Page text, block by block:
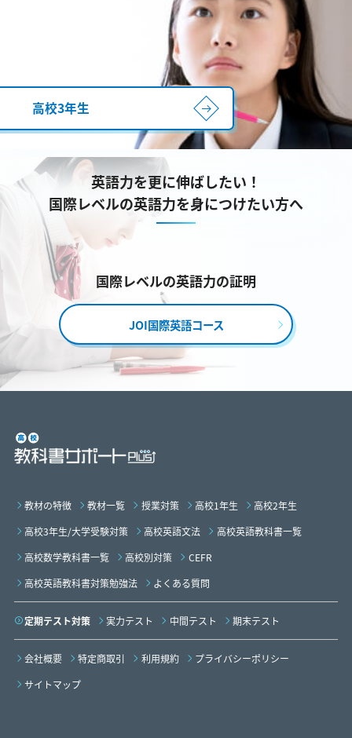
高校3年生
英語力を更に伸ばしたい！
国際レベルの英語力を身につけたい方へ
国際レベルの英語力の証明
JOI国際英語コース
教材の特徴 教材一覧 授業対策 高校1年生
高校2年生
高校3年生/大学受験対策
高校英語文法
高校英語教科書一覧
高校数学教科書一覧
高校別対策
CEFR
高校英語教科書対策勉強法
よくある質問
定期テスト対策 実力テスト 中間テスト 期末テスト
会社概要 特定商取引 利用規約
プライバシーポリシー
サイトマップ